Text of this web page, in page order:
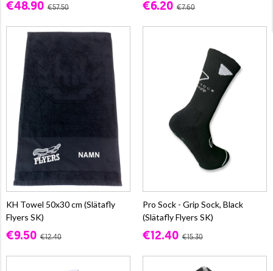
€48.90 €57.50 €6.20 €7.60
KH Towel 50x30 cm (Slätafly
Flyers SK)
€9.50 €12.40
Pro Sock - Grip Sock, Black
(Slätafly Flyers SK)
€12.40 €15.30